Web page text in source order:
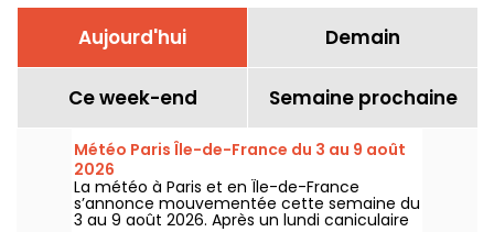
Aujourd'hui Demain
Ce week-end Semaine prochaine
Météo Paris Île-de-France du 3 au 9 août
2026
La météo à Paris et en Île-de-France
s’annonce mouvementée cette semaine du
3 au 9 août 2026. Après un lundi caniculaire